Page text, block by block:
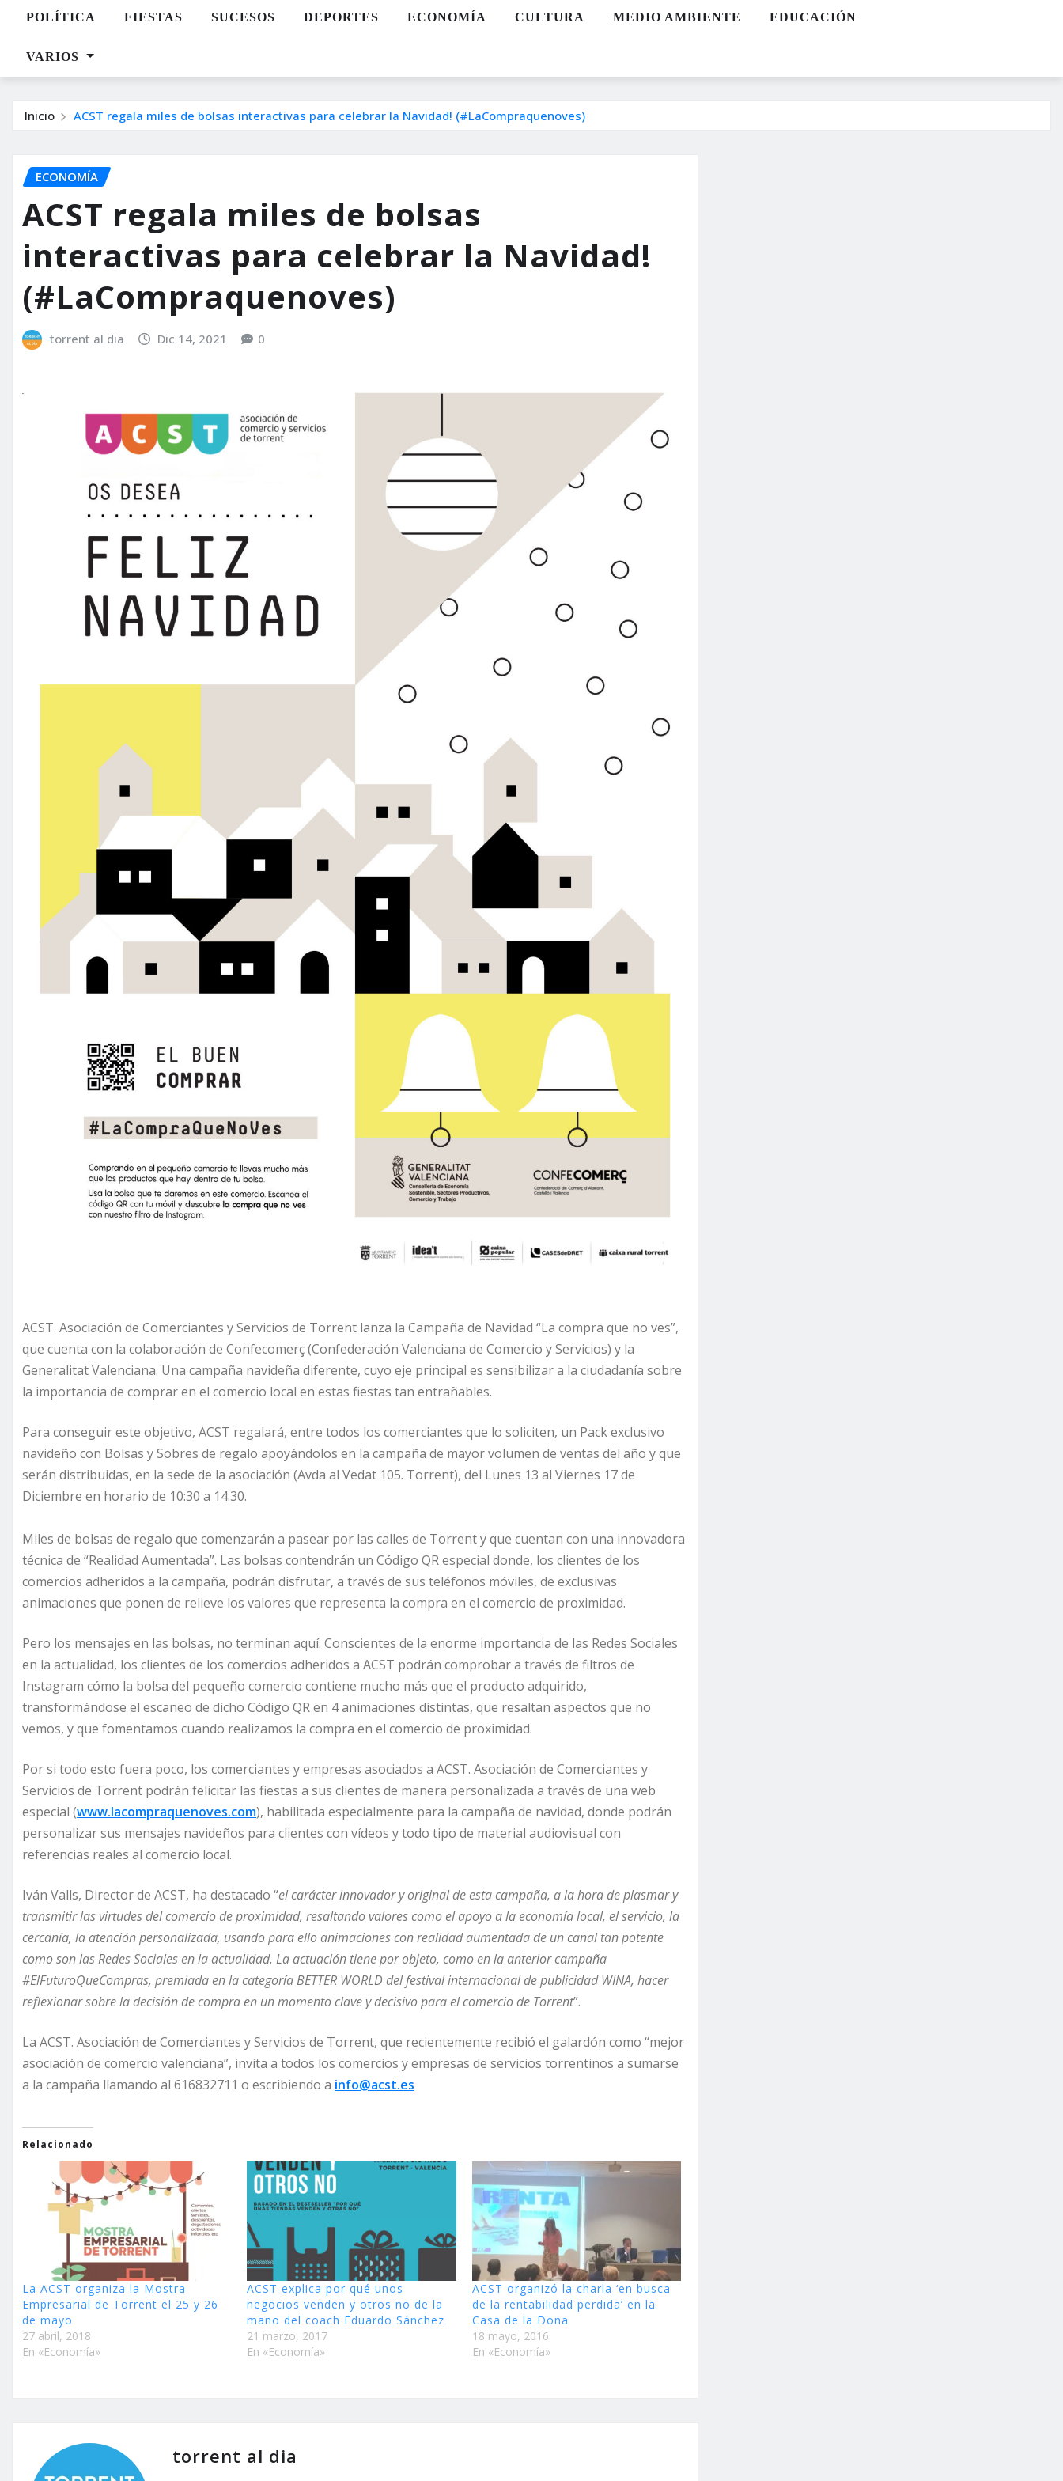
POLÍTICA FIESTAS SUCESOS DEPORTES ECONOMÍA CULTURA MEDIO AMBIENTE EDUCACIÓN
VARIOS
Inicio ACST regala miles de bolsas interactivas para celebrar la Navidad! (#LaCompraquenoves)
ECONOMÍA
ACST regala miles de bolsas
interactivas para celebrar la Navidad!
(#LaCompraquenoves)
torrent al dia Dic 14, 2021 0
ACST. Asociación de Comerciantes y Servicios de Torrent lanza la Campaña de Navidad “La compra que no ves”,
que cuenta con la colaboración de Confecomerç (Confederación Valenciana de Comercio y Servicios) y la
Generalitat Valenciana. Una campaña navideña diferente, cuyo eje principal es sensibilizar a la ciudadanía sobre
la importancia de comprar en el comercio local en estas fiestas tan entrañables.
Para conseguir este objetivo, ACST regalará, entre todos los comerciantes que lo soliciten, un Pack exclusivo
navideño con Bolsas y Sobres de regalo apoyándolos en la campaña de mayor volumen de ventas del año y que
serán distribuidas, en la sede de la asociación (Avda al Vedat 105. Torrent), del Lunes 13 al Viernes 17 de
Diciembre en horario de 10:30 a 14.30.
Miles de bolsas de regalo que comenzarán a pasear por las calles de Torrent y que cuentan con una innovadora
técnica de “Realidad Aumentada”. Las bolsas contendrán un Código QR especial donde, los clientes de los
comercios adheridos a la campaña, podrán disfrutar, a través de sus teléfonos móviles, de exclusivas
animaciones que ponen de relieve los valores que representa la compra en el comercio de proximidad.
Pero los mensajes en las bolsas, no terminan aquí. Conscientes de la enorme importancia de las Redes Sociales
en la actualidad, los clientes de los comercios adheridos a ACST podrán comprobar a través de filtros de
Instagram cómo la bolsa del pequeño comercio contiene mucho más que el producto adquirido,
transformándose el escaneo de dicho Código QR en 4 animaciones distintas, que resaltan aspectos que no
vemos, y que fomentamos cuando realizamos la compra en el comercio de proximidad.
Por si todo esto fuera poco, los comerciantes y empresas asociados a ACST. Asociación de Comerciantes y
Servicios de Torrent podrán felicitar las fiestas a sus clientes de manera personalizada a través de una web
especial (www.lacompraquenoves.com), habilitada especialmente para la campaña de navidad, donde podrán
personalizar sus mensajes navideños para clientes con vídeos y todo tipo de material audiovisual con
referencias reales al comercio local.
Iván Valls, Director de ACST, ha destacado “el carácter innovador y original de esta campaña, a la hora de plasmar y
transmitir las virtudes del comercio de proximidad, resaltando valores como el apoyo a la economía local, el servicio, la
cercanía, la atención personalizada, usando para ello animaciones con realidad aumentada de un canal tan potente
como son las Redes Sociales en la actualidad. La actuación tiene por objeto, como en la anterior campaña
#ElFuturoQueCompras, premiada en la categoría BETTER WORLD del festival internacional de publicidad WINA, hacer
reflexionar sobre la decisión de compra en un momento clave y decisivo para el comercio de Torrent”.
La ACST. Asociación de Comerciantes y Servicios de Torrent, que recientemente recibió el galardón como “mejor
asociación de comercio valenciana”, invita a todos los comercios y empresas de servicios torrentinos a sumarse
a la campaña llamando al 616832711 o escribiendo a info@acst.es
Relacionado
La ACST organiza la Mostra
Empresarial de Torrent el 25 y 26
de mayo
27 abril, 2018
En «Economía»
ACST explica por qué unos
negocios venden y otros no de la
mano del coach Eduardo Sánchez
21 marzo, 2017
En «Economía»
ACST organizó la charla ‘en busca
de la rentabilidad perdida’ en la
Casa de la Dona
18 mayo, 2016
En «Economía»
torrent al dia